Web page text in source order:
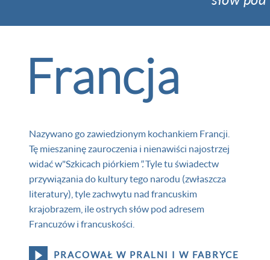
Francja
Nazywano go zawiedzionym kochankiem Francji.
Tę mieszaninę zauroczenia i nienawiści najostrzej
widać w"Szkicach piórkiem".Tyle tu świadectw
przywiązania do kultury tego narodu (zwłaszcza
literatury), tyle zachwytu nad francuskim
krajobrazem, ile ostrych słów pod adresem
Francuzów i francuskości.
PRACOWAŁ W PRALNI I W FABRYCE